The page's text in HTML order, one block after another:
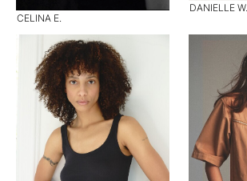
CELINA E.
DANIELLE W.